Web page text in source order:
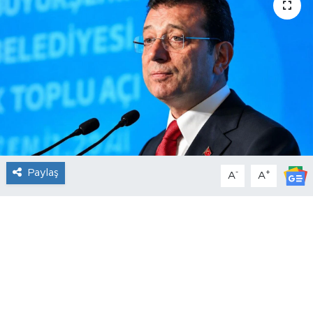
Paylaş A- A+